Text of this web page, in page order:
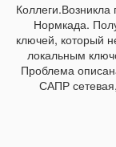
Нормкада.
ключей, который
локальным
Проблема
САПР